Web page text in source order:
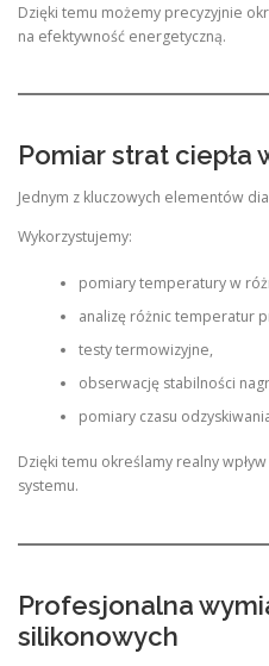
Dzięki temu możemy precyzyjnie
na efektywność energetyczną.
Pomiar strat ciepła
Jednym z kluczowych elementów
Wykorzystujemy:
pomiary temperatury w
analizę różnic temperatur
testy termowizyjne,
obserwację stabilności
pomiary czasu
Dzięki temu określamy realny
systemu.
Profesjonalna
silikonowych